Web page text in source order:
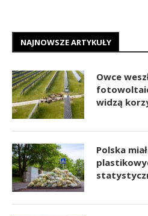
NAJNOWSZE ARTYKUŁY
Owce
widzą
Polska